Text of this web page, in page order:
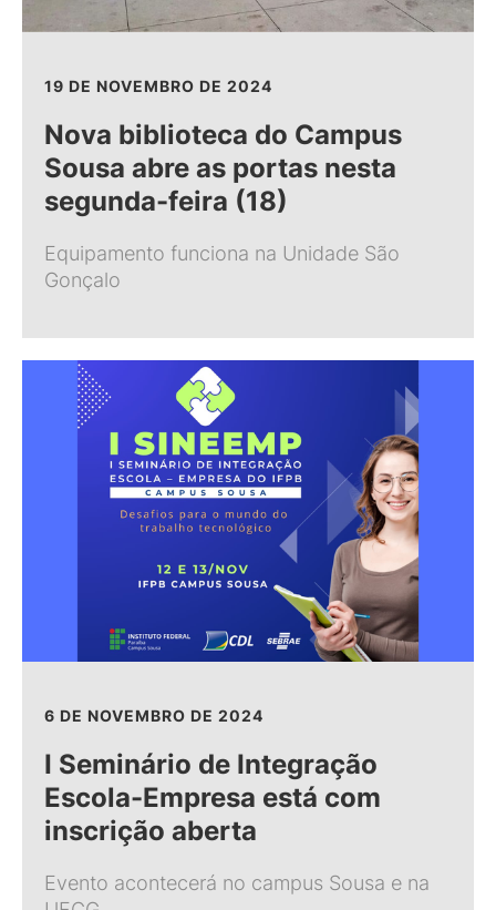
19 DE NOVEMBRO DE 2024
Nova biblioteca do Campus
Sousa abre as portas nesta
segunda-feira (18)
Equipamento funciona na Unidade São
Gonçalo
6 DE NOVEMBRO DE 2024
I Seminário de Integração
Escola-Empresa está com
inscrição aberta
Evento acontecerá no campus Sousa e na